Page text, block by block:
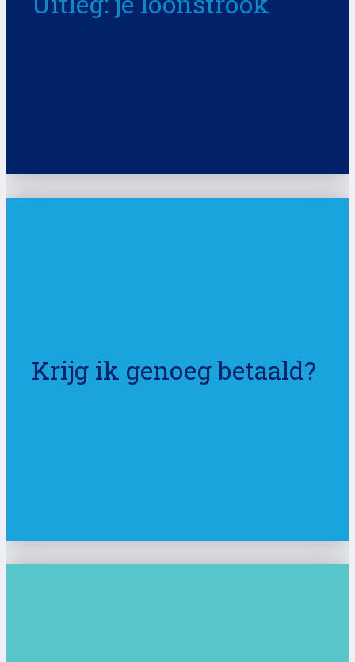
Krijg ik genoeg betaald?